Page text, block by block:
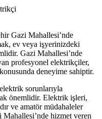
Gazi Mahallesi’nde
ev veya işyerinizdeki
Gazi Mahallesi’nde
profesyonel elektrikçiler,
deneyime sahiptir.
sorunlarıyla
önemlidir. Elektrik işleri,
ve amatör müdahaleler
hizmet veren